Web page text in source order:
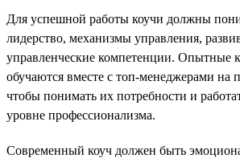
Для успешной работы коучи должны
лидерство, механизмы управления,
управленческие компетенции. Опытные
обучаются вместе с топ-менеджерами
чтобы понимать их потребности и
уровне профессионализма.
Современный коуч должен быть